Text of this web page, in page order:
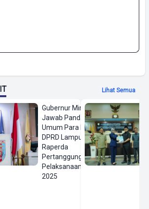
Lihat Semua
Gubernur Mirza
Jawab Pandangan
Umum Para Fraksi
DPRD Lampung Soal
Raperda
Pertanggungjawaban
Pelaksanaan APBD
2025